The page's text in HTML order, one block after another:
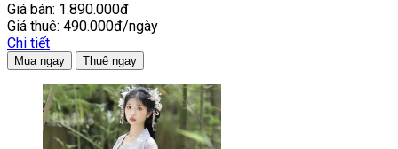
Giá bán: 1.890.000đ
Giá thuê: 490.000đ/ngày
Chi tiết
Mua ngay Thuê ngay